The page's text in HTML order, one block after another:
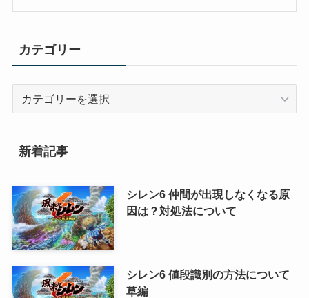
カテゴリー
リ
ー
新着記事
シレン6 仲間が出現しなくなる原
因は？対処法について
シレン6 値段識別の方法について
草編